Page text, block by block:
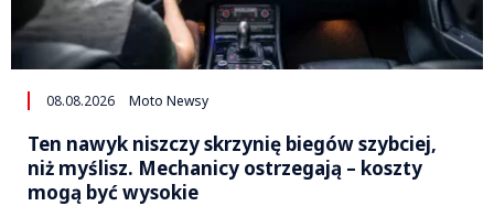
08.08.2026 Moto Newsy
Ten nawyk niszczy skrzynię biegów szybciej,
niż myślisz. Mechanicy ostrzegają – koszty
mogą być wysokie